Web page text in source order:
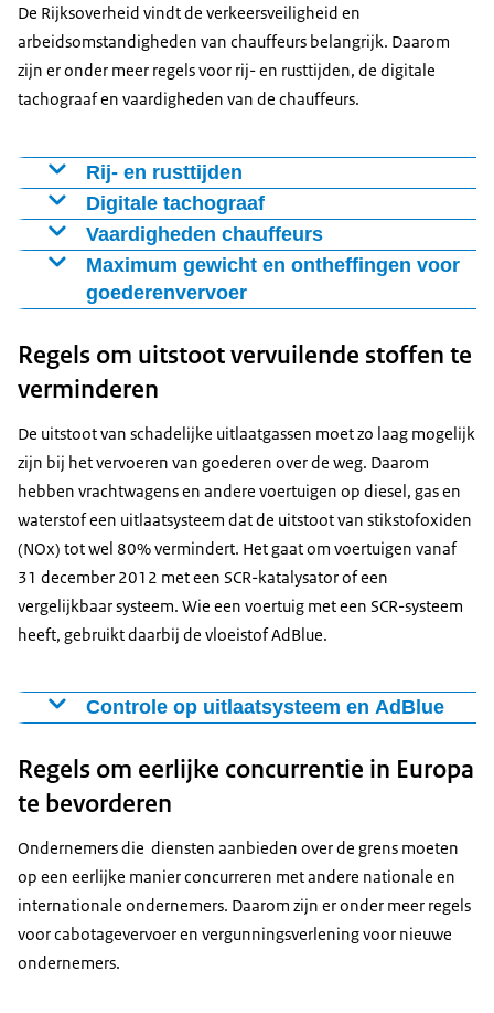
De Rijksoverheid vindt de verkeersveiligheid en
arbeidsomstandigheden van chauffeurs belangrijk. Daarom
zijn er onder meer regels voor rij- en rusttijden, de digitale
tachograaf en vaardigheden van de chauffeurs.
Rij- en rusttijden
Voor chauffeurs van een vrachtwagen of touringcarbus
geldt eenmaximale rijtijd. Ook moeten zij dagelijkse en
wekelijkse rust nemen. Dit verbetert de
verkeersveiligheid en de arbeidsomstandigheden van
de chauffeurs.
Digitale tachograaf
Zware vrachtwagens, bussen en lichte
bedrijfsvoertuigen moeten eendigitale tachograaf
hebben. Die registreert de rij- en rusttijden, de
Binnen de Europese Unie is afgesproken dat uiterlijk 19
augustus 2025 voertuigen een slimme tachograaf versie
2 hebben (SMT2). Die houdt onder meer automatisch
de positie van het voertuig bij.
Vaardigheden chauffeurs
Beroepschauffeurs moeten in het bezit zijn van een
geldig rijbewijs C of D met code 95. Dit is een code die
besturen. Op de website van het CBR staat
Maximum gewicht en ontheffingen voor
goederenvervoer
50 ton wegen. Zwaarder dan dat brengt schade aan
wegdek, bruggen en viaducten. Bovendien is een te
een
Regels om uitstoot vervuilende stoffen te
verminderen
De uitstoot van schadelijke uitlaatgassen moet zo laag mogelijk
zijn bij het vervoeren van goederen over de weg. Daarom
hebben vrachtwagens en andere voertuigen op diesel, gas en
waterstof een uitlaatsysteem dat de uitstoot van stikstofoxiden
(NOx) tot wel 80% vermindert. Het gaat om voertuigen vanaf
31 december 2012 met een SCR-katalysator of een
vergelijkbaar systeem. Wie een voertuig met een SCR-systeem
heeft, gebruikt daarbij de vloeistof AdBlue.
Controle op uitlaatsysteem en AdBlue
controleren of het uitlaatsysteem goed werkt . En of
AdBlue goed gebruikt is. Vanaf 1 januari 2027 gaat ook
controleren op het gebruik van AdBlue.
Als het systeem is uitgeschakeld, kapot of aangepast is,
krijgt iemand een geldboete of andere straf.
Regels om eerlijke concurrentie in Europa
te bevorderen
Ondernemers die diensten aanbieden over de grens moeten
op een eerlijke manier concurreren met andere nationale en
internationale ondernemers. Daarom zijn er onder meer regels
voor cabotagevervoer en vergunningsverlening voor nieuwe
ondernemers.